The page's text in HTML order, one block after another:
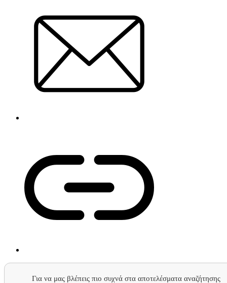
Για να μας βλέπεις πιο συχνά στα αποτελέσματα αναζήτησης